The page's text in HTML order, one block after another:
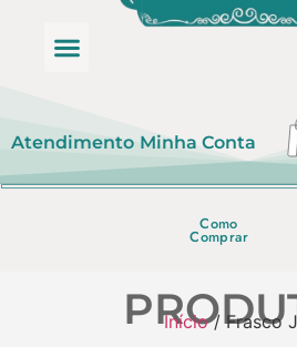
Atendimento Minha Conta
Como
Comprar
Início/ Frasco